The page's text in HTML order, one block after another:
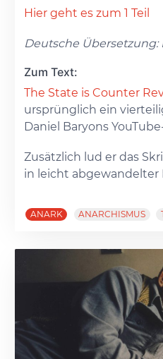
Hier geht es zum 1 Teil
Deutsche Übersetzung:
Zum Text:
The State is Counter
ursprünglich ein
Daniel Baryons
Zusätzlich lud er das
in leicht abgewandelter
ANARK ANARCHISMUS